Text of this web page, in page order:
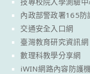
內政部警政署165防
交通安全入口網
臺灣教育研究資訊網
數理科教學分享網
iWIN網路內容防護